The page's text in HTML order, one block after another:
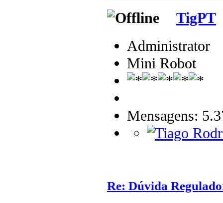
TigPT
Administrator
Mini Robot
Mensagens:
Re: Dúvida